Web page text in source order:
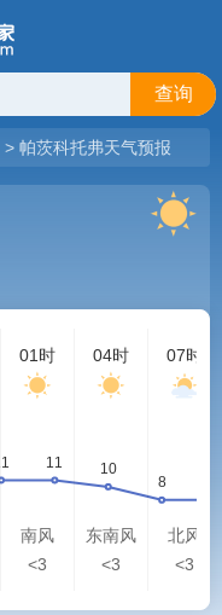
查询
> 帕茨科托弗天气预报
01时
南风
<3
04时
东南风
<3
07时
北风
<3